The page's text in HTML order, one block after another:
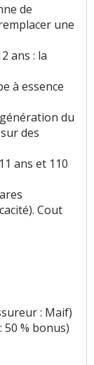
pas
de
une
ans : la
à essence
du
des
ans et 110
Cout
: Maif)
% bonus)